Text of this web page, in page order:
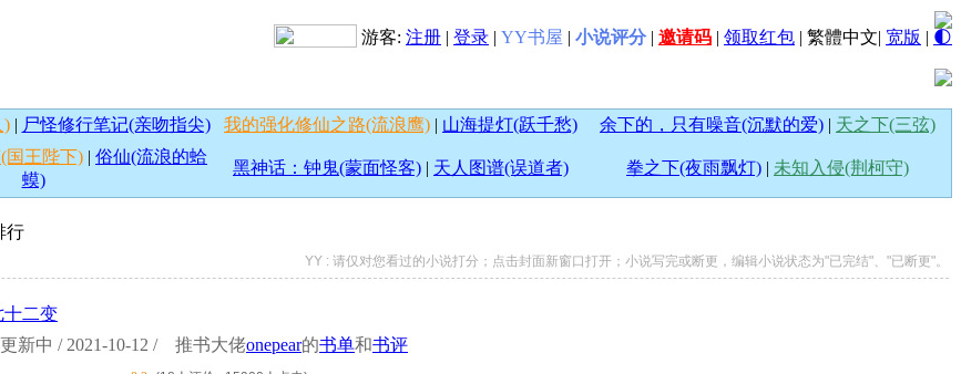
游客: 注册 | 登录 | YY书屋 | 小说评分 | 邀请码 | 领取红包 | 繁體中文| 宽版 | 🌓
)| 尸怪修行笔记(亲吻指尖) 我的强化修仙之路(流浪鹰) | 山海提灯(跃千愁) 余下的，只有噪音(沉默的爱) | 天之下(三弦)
国王陛下) | 俗仙(流浪的蛤
蟆)
黑神话：钟鬼(蒙面怪客) | 天人图谱(误道者) 拳之下(夜雨飘灯) | 未知入侵(荆柯守)
行
YY : 请仅对您看过的小说打分；点击封面新窗口打开；小说写完或断更，编辑小说状态为"已完结"、"已断更"。
十二变
新中 / 2021-10-12 /
推书大佬onepear的书单和书评